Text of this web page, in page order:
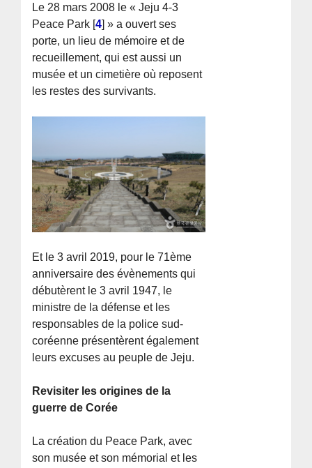
Le 28 mars 2008 le « Jeju 4-3
Peace Park [4] » a ouvert ses
porte, un lieu de mémoire et de
recueillement, qui est aussi un
musée et un cimetière où reposent
les restes des survivants.
Et le 3 avril 2019, pour le 71ème
anniversaire des évènements qui
débutèrent le 3 avril 1947, le
ministre de la défense et les
responsables de la police sud-
coréenne présentèrent également
leurs excuses au peuple de Jeju.
Revisiter les origines de la
guerre de Corée
La création du Peace Park, avec
son musée et son mémorial et les